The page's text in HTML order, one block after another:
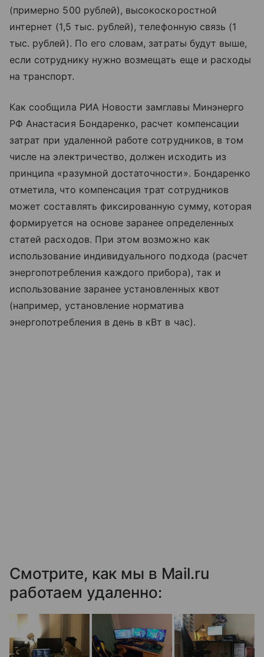
(примерно 500 рублей), высокоскоростной
интернет (1,5 тыс. рублей), телефонную связь (1
тыс. рублей). По его словам, затраты будут выше,
если сотруднику нужно возмещать еще и расходы
на транспорт.
Как сообщила РИА Новости замглавы Минэнерго
РФ Анастасия Бондаренко, расчет компенсации
затрат при удаленной работе сотрудников, в том
числе на электричество, должен исходить из
принципа «разумной достаточности». Бондаренко
отметила, что компенсация трат сотрудников
может составлять фиксированную сумму, которая
формируется на основе заранее определенных
статей расходов. При этом возможно как
использование индивидуального подхода (расчет
энергопотребления каждого прибора), так и
использование заранее установленных квот
(например, установление норматива
энергопотребления в день в кВт в час).
Смотрите, как мы в Mail.ru
работаем удаленно: